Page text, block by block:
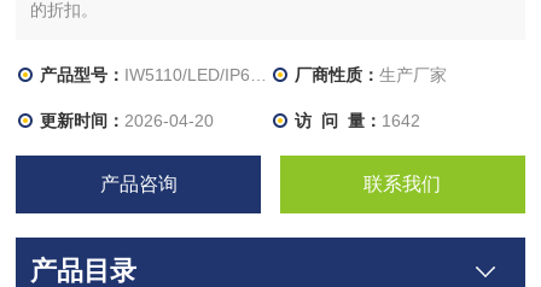
的折扣。
产品型号： IW5110/LED/IP65/2200mAh 厂商性质： 生产厂家
更新时间： 2026-04-20 访 问 量： 1642
产品咨询 联系我们
产品目录